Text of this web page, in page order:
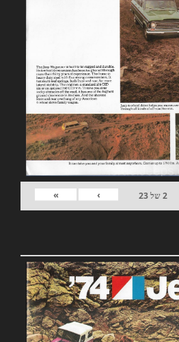
2של23
›
»